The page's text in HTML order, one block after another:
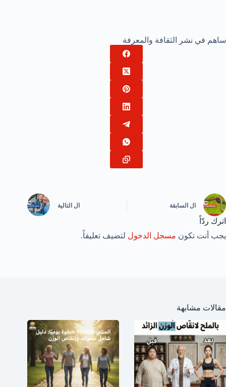
ساهم في نشر الثقافة والمعرفة
ال السابقة ال التالية
اترك ردّاً
يجب أنت تكون مسجل الدخول لتضيف تعليقاً.
مقالات مشابهة